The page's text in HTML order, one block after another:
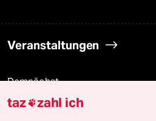
Veranstaltungen
Demnächst
Vor Ort
taz zahl ich